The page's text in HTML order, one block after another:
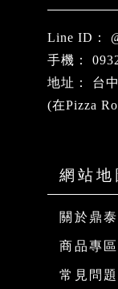
台
(在Pizza
關於鼎泰
商品專區
常見問題